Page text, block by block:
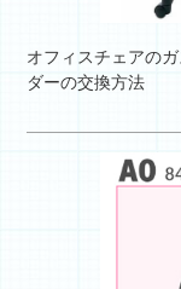
オフィスチェアの
ダーの交換方法